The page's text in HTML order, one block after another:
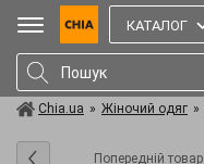
КАТАЛОГ
Chia.ua » Жіночий одяг »
Попередній товар